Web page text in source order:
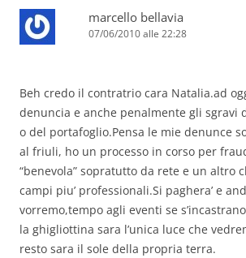
marcello bellavia
07/06/2010 alle 22:28
Beh credo il contratrio cara Natalia.ad
denuncia e anche penalmente gli sgravi
o del portafoglio.Pensa le mie denunce
al friuli, ho un processo in corso per
“benevola” sopratutto da rete e un altro
campi piu’ professionali.Si paghera’ e
vorremo,tempo agli eventi se
la ghigliottina sara l’unica luce che
resto sara il sole della propria terra.